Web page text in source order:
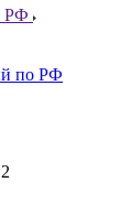
РФ
по РФ